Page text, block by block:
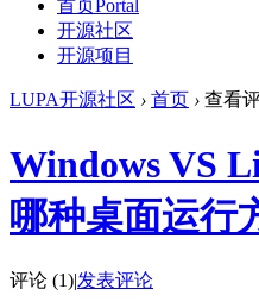
首页Portal
开源社区
开源项目
LUPA开源社区 › 首页 › 查看
Windows VS
哪种桌面运行
评论 (1)|发表评论